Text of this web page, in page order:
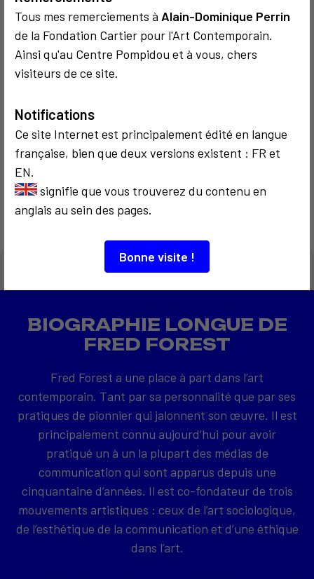
Tous mes remerciements à Alain-Dominique Perrin
de la Fondation Cartier pour l'Art Contemporain.
Ainsi qu'au Centre Pompidou et à vous, chers
visiteurs de ce site.
Notifications
Ce site Internet est principalement édité en langue
française, bien que deux versions existent : FR et
EN.
signifie que vous trouverez du contenu en
anglais au sein des pages.
Bonne visite !
COMMUNICATION
1979
Le M2 à la
Fondation De
Appel
BIOGRAPHIE LONGUE DE
FRED FOREST
Fred Forest a une place à part dans l’art
contemporain. Tant par sa personnalité que par ses
pratiques de pionnier qui jalonnent son œuvre. Il est
principalement connu aujourd’hui pour avoir
pratiqué un à un la plupart des médias de
communication qui sont apparus depuis une
cinquantaine d’années. Il est co-fondateur de trois
mouvements artistiques : ceux de l’art sociologique,
de l’esthétique de la communication et d’une éthique
dans l’art.